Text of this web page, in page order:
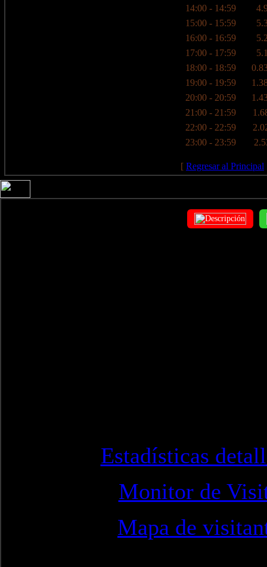
14:00 - 14:59
15:00 - 15:59
16:00 - 16:59
17:00 - 17:59
18:00 - 18:59
19:00 - 19:59
20:00 - 20:59
21:00 - 21:59
22:00 - 22:59
23:00 - 23:59
[ Regresar al Principal
Estadísticas
Monitor de
Mapa de